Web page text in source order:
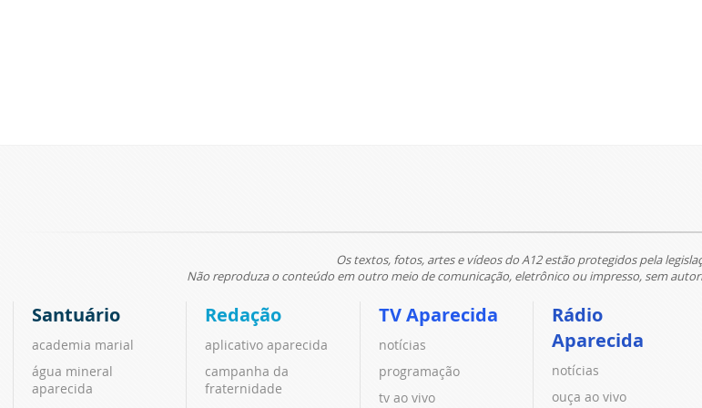
Os textos, fotos, artes e vídeos do A12 estão protegidos pela
Não reproduza o conteúdo em outro meio de comunicação, eletrônico ou impresso, sem
Santuário
academia marial
água mineral
aparecida
Redação
aplicativo aparecida
campanha da
fraternidade
TV Aparecida
notícias
programação
tv ao vivo
Rádio
Aparecida
notícias
ouça ao vivo